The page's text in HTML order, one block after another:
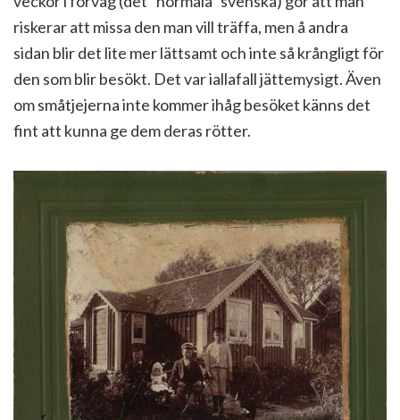
riskerar att missa den man vill träffa, men å andra
sidan blir det lite mer lättsamt och inte så krångligt för
den som blir besökt. Det var iallafall jättemysigt. Även
om småtjejerna inte kommer ihåg besöket känns det
fint att kunna ge dem deras rötter.